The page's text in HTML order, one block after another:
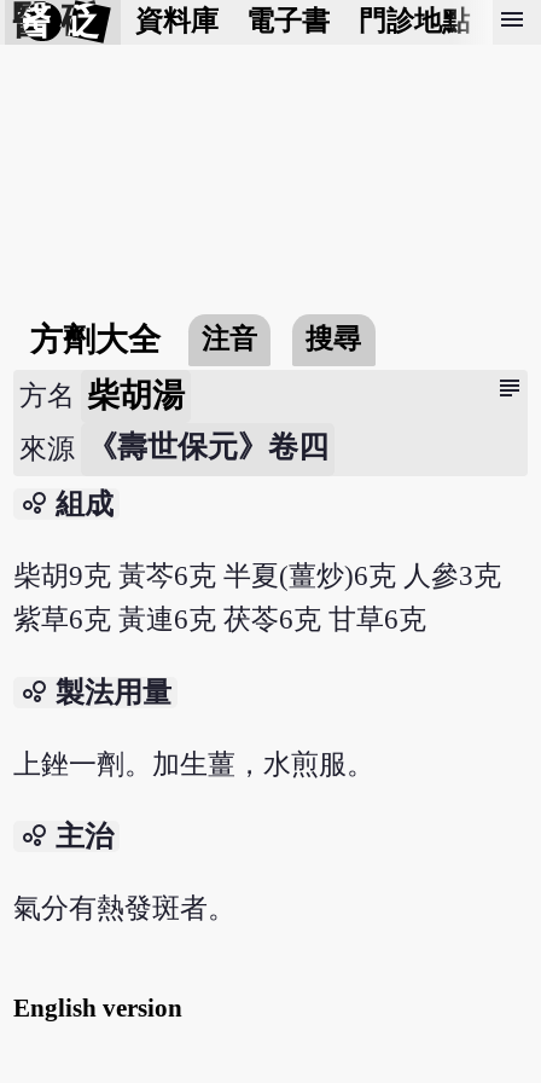
醫 砭 資料庫 電子書 門診地點 預
menu
方劑大全 注音 搜尋
subject
方名 柴胡湯
來源 《壽世保元》卷四
bubble_chart 組成
柴胡9克 黃芩6克 半夏(薑炒)6克 人參3克
紫草6克 黃連6克 茯苓6克 甘草6克
bubble_chart 製法用量
上銼一劑。加生薑，水煎服。
bubble_chart 主治
氣分有熱發斑者。
English version